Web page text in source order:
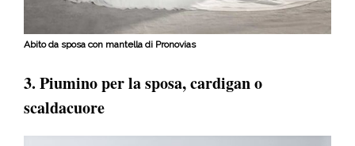
Abito da sposa con mantella di Pronovias
3. Piumino per la sposa, cardigan o
scaldacuore